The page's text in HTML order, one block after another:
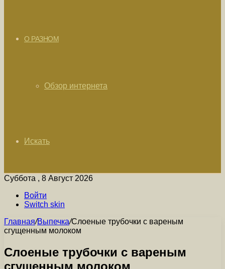
О РАЗНОМ
Обзор интернета
Искать
Суббота , 8 Август 2026
Войти
Switch skin
Главная/Выпечка/Слоеные трубочки с вареным
сгущенным молоком
Слоеные трубочки с вареным
сгущенным молоком